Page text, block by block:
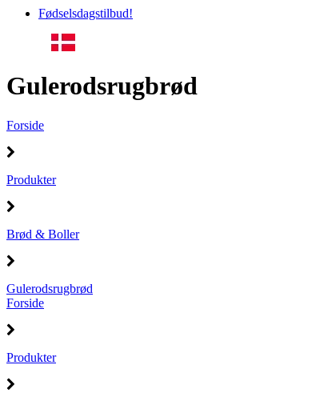
Fødselsdagstilbud!
Gulerodsrugbrød
Forside
Produkter
Brød & Boller
Gulerodsrugbrød
Forside
Produkter